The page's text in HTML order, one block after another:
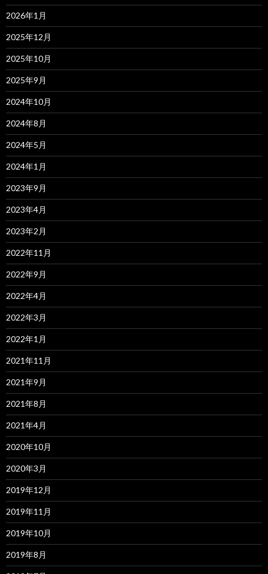
2026年1月
2025年12月
2025年10月
2025年9月
2024年10月
2024年8月
2024年5月
2024年1月
2023年9月
2023年4月
2023年2月
2022年11月
2022年9月
2022年4月
2022年3月
2022年1月
2021年11月
2021年9月
2021年8月
2021年4月
2020年10月
2020年3月
2019年12月
2019年11月
2019年10月
2019年8月